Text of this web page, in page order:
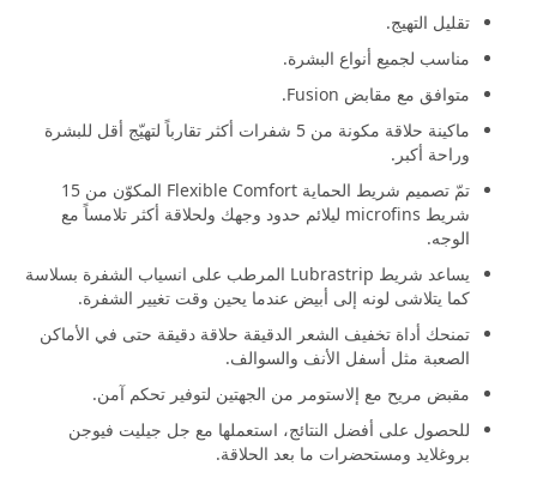
تقليل التهيج.
مناسب لجميع أنواع البشرة.
متوافق مع مقابض Fusion.
ماكينة حلاقة مكونة من 5 شفرات أكثر تقارباً لتهيّج أقل للبشرة
وراحة أكبر.
تمّ تصميم شريط الحماية Flexible Comfort المكوّن من 15
شريط microfins ليلائم حدود وجهك ولحلاقة أكثر تلامساً مع
الوجه.
يساعد شريط Lubrastrip المرطب على انسياب الشفرة بسلاسة
كما يتلاشى لونه إلى أبيض عندما يحين وقت تغيير الشفرة.
تمنحك أداة تخفيف الشعر الدقيقة حلاقة دقيقة حتى في الأماكن
الصعبة مثل أسفل الأنف والسوالف.
مقبض مريح مع إلاستومر من الجهتين لتوفير تحكم آمن.
للحصول على أفضل النتائج، استعملها مع جل جيليت فيوجن
بروغلايد ومستحضرات ما بعد الحلاقة.